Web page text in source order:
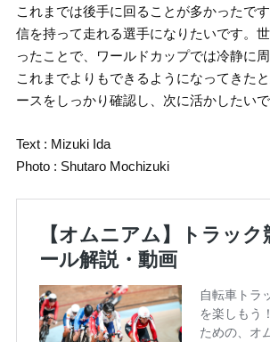
これまでは後手に回ることが多かったで
信を持って走れる選手になりたいです。
ったことで、ワールドカップでは冷静に周
これまでよりもできるようになってきた
ースをしっかり確認し、次に活かしたいで
Text : Mizuki Ida
Photo : Shutaro Mochizuki